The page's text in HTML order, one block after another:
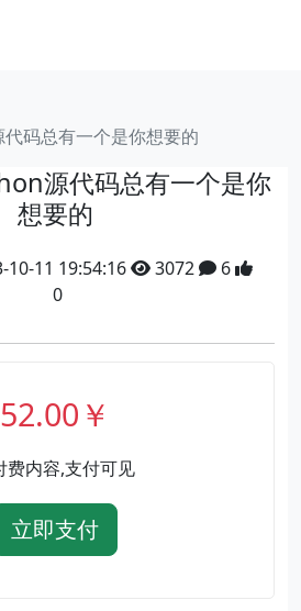
码总有一个是你想要的
源代码总有一个是你
想要的
10-11 19:54:16 3072
6
0
52.00￥
费内容,支付可见
立即支付